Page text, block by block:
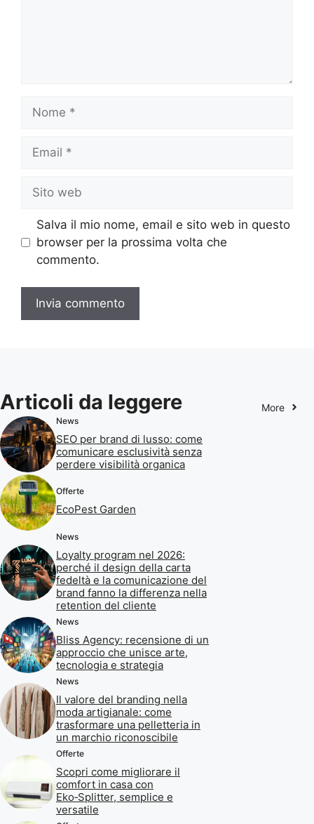
Nome
Email
Sito
web
Salva il mio nome, email e sito web in questo
browser per la prossima volta che
commento.
Articoli da leggere More
News
SEO per brand di lusso: come
comunicare esclusività senza
perdere visibilità organica
Offerte
EcoPest Garden
News
Loyalty program nel 2026:
perché il design della carta
fedeltà e la comunicazione del
brand fanno la differenza nella
retention del cliente
News
Bliss Agency: recensione di un
approccio che unisce arte,
tecnologia e strategia
News
Il valore del branding nella
moda artigianale: come
trasformare una pelletteria in
un marchio riconoscibile
Offerte
Scopri come migliorare il
comfort in casa con
Eko‑Splitter, semplice e
versatile